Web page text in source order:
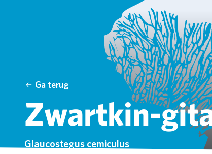
Ga terug
Zwartkin-
Glaucostegus cemiculus